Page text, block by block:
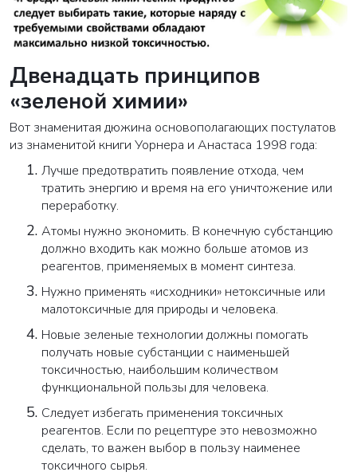
Двенадцать принципов
«зеленой химии»
Вот знаменитая дюжина основополагающих постулатов
из знаменитой книги Уорнера и Анастаса 1998 года:
Лучше предотвратить появление отхода, чем
тратить энергию и время на его уничтожение или
переработку.
Атомы нужно экономить. В конечную субстанцию
должно входить как можно больше атомов из
реагентов, применяемых в момент синтеза.
Нужно применять «исходники» нетоксичные или
малотоксичные для природы и человека.
Новые зеленые технологии должны помогать
получать новые субстанции с наименьшей
токсичностью, наибольшим количеством
функциональной пользы для человека.
Следует избегать применения токсичных
реагентов. Если по рецептуре это невозможно
сделать, то важен выбор в пользу наименее
токсичного сырья.